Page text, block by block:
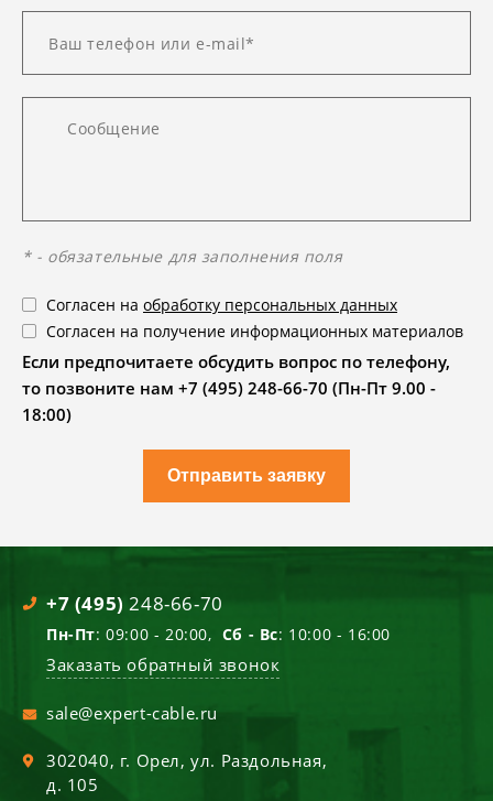
* - обязательные для заполнения поля
Согласен на обработку персональных данных
Согласен на получение информационных материалов
Если предпочитаете обсудить вопрос по телефону,
то позвоните нам +7 (495) 248-66-70 (Пн-Пт 9.00 -
18:00)
Отправить заявку
+7 (495) 248-66-70
Пн-Пт: 09:00 - 20:00, Сб - Вс: 10:00 - 16:00
Заказать обратный звонок
sale@expert-cable.ru
302040, г. Орел,ул. Раздольная,
д. 105